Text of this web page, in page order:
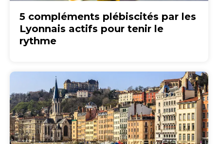
5 compléments plébiscités par les
Lyonnais actifs pour tenir le
rythme